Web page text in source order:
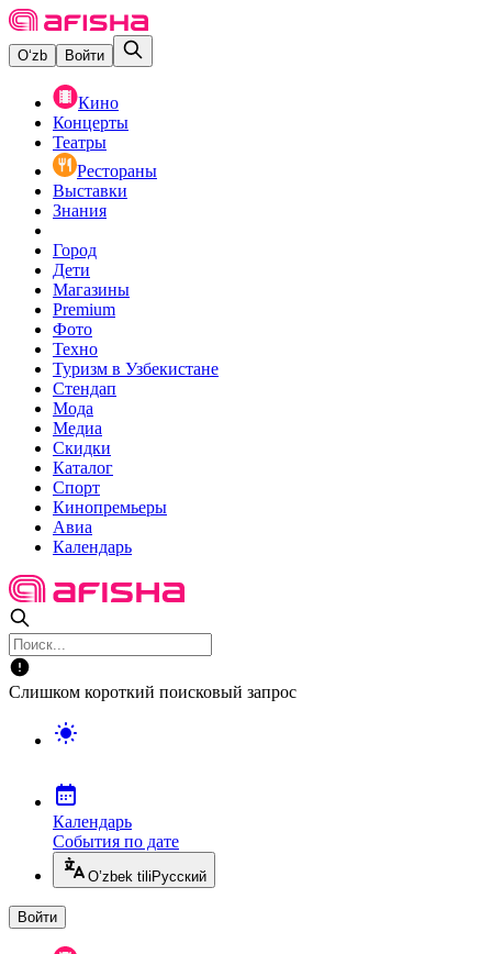
O‘zb Войти
Кино
Концерты
Театры
Рестораны
Выставки
Знания
Город
Дети
Магазины
Premium
Фото
Техно
Туризм в Узбекистане
Стендап
Мода
Медиа
Скидки
Каталог
Спорт
Кинопремьеры
Авиа
Календарь
Слишком короткий поисковый запрос
Календарь
События по дате
O’zbek tili Русский
Войти